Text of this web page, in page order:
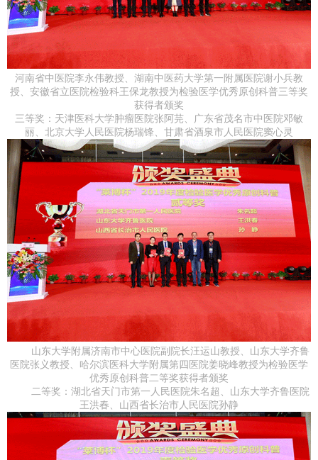
河南省中医院李永伟教授、湖南中医药大学第一附属医院谢小兵教
授、安徽省立医院检验科王保龙教授为检验医学优秀原创科普三等奖
获得者颁奖
三等奖：天津医科大学肿瘤医院张阿芫、广东省茂名市中医院邓敏
丽、北京大学人民医院杨瑞锋、甘肃省酒泉市人民医院窦心灵
山东大学附属济南市中心医院副院长汪运山教授、山东大学齐鲁
医院张义教授、哈尔滨医科大学附属第四医院姜晓峰教授为检验医学
优秀原创科普二等奖获得者颁奖
二等奖：湖北省天门市第一人民医院朱名超、山东大学齐鲁医院
王洪春、山西省长治市人民医院孙静